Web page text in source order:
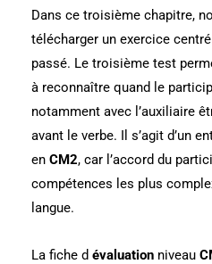
Dans ce troisième chapitre,
télécharger un exercice
passé. Le troisième test
à reconnaître quand le
notamment avec l’auxiliaire
avant le verbe. Il s’agit d’un
en CM2, car l’accord du
compétences les plus
langue.
La fiche d évaluation niveau